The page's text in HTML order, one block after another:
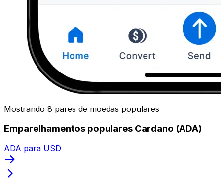
Mostrando 8 pares de moedas populares
Emparelhamentos populares Cardano (ADA)
ADA para USD